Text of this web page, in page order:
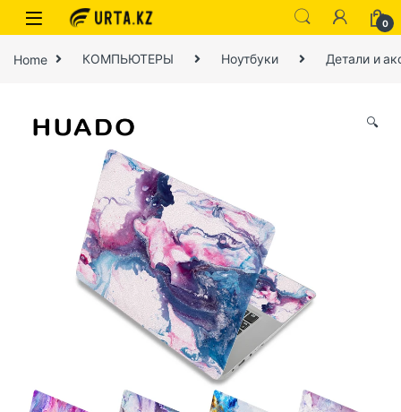
0
Home КОМПЬЮТЕРЫ Ноутбуки Детали и
🔍